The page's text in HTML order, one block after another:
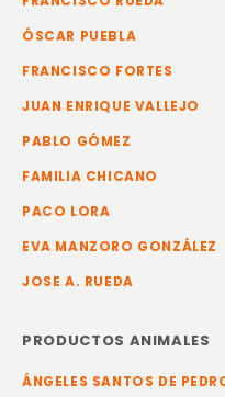
ÓSCAR PUEBLA
FRANCISCO FORTES
JUAN ENRIQUE VALLEJO
PABLO GÓMEZ
FAMILIA CHICANO
PACO LORA
EVA MANZORO GONZÁLEZ
JOSE A. RUEDA
PRODUCTOS ANIMALES
ÁNGELES SANTOS DE